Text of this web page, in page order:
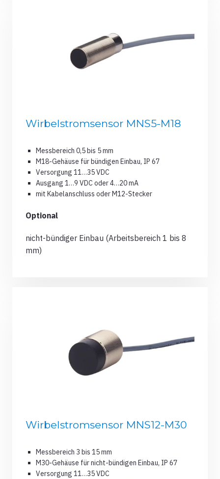
Wirbelstromsensor MNS5-M18
Messbereich 0,5 bis 5 mm
M18-Gehäuse für bündigen Einbau, IP 67
Versorgung 11…35 VDC
Ausgang 1…9 VDC oder 4…20 mA
mit Kabelanschluss oder M12-Stecker
Optional
nicht-bündiger Einbau (Arbeitsbereich 1 bis 8
mm)
Wirbelstromsensor MNS12-M30
Messbereich 3 bis 15 mm
M30-Gehäuse für nicht-bündigen Einbau, IP 67
Versorgung 11…35 VDC